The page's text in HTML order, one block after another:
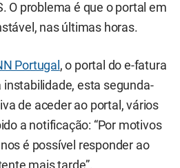
O problema é que o portal em
nas últimas horas.
Portugal , o portal do e-fatura
esta segunda-
de aceder ao portal, vários
a notificação: “Por motivos
é possível responder ao